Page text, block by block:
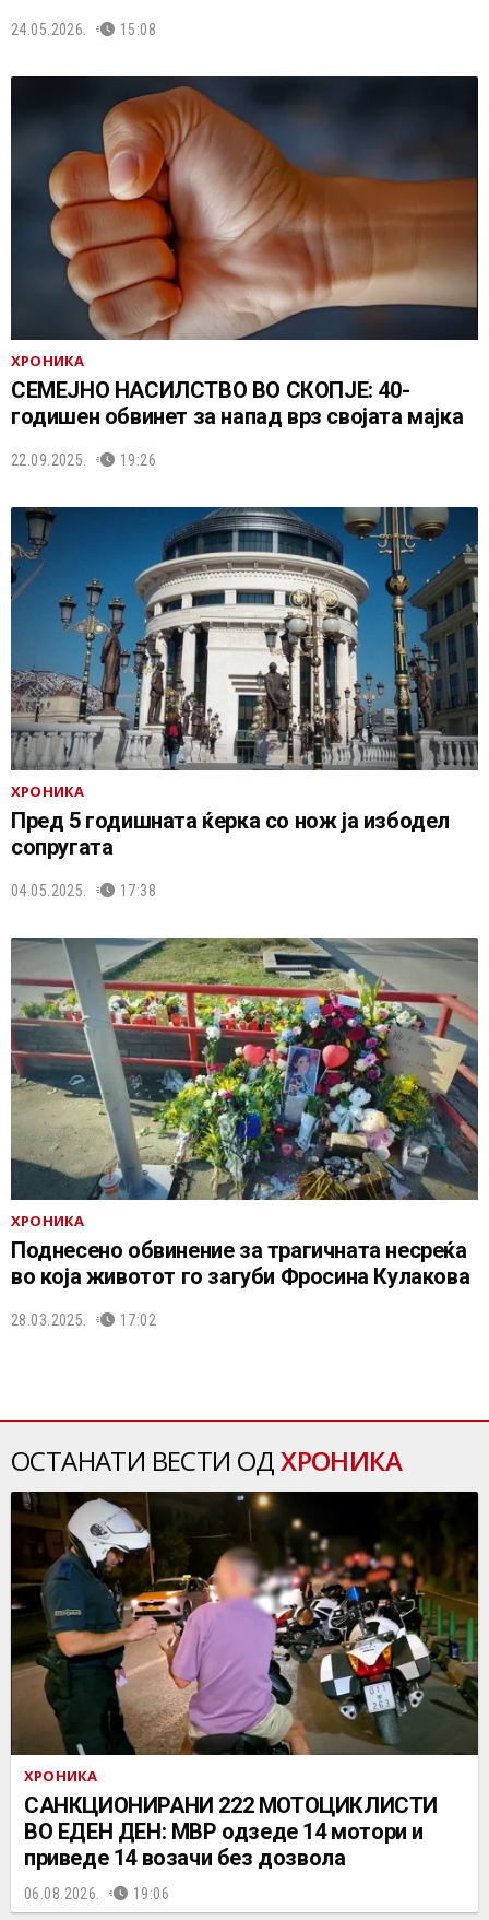
24.05.2026. 15:08
ХРОНИКА
СЕМЕЈНО НАСИЛСТВО ВО СКОПЈЕ: 40-
годишен обвинет за напад врз својата мајка
22.09.2025. 19:26
ХРОНИКА
Пред 5 годишната ќерка со нож ја избодел
сопругата
04.05.2025. 17:38
ХРОНИКА
Поднесено обвинение за трагичната несреќа
во која животот го загуби Фросина Кулакова
28.03.2025. 17:02
ОСТАНАТИ ВЕСТИ ОДХРОНИКА
ХРОНИКА
САНКЦИОНИРАНИ 222 МОТОЦИКЛИСТИ
ВО ЕДЕН ДЕН: МВР одзеде 14 мотори и
приведе 14 возачи без дозвола
06.08.2026. 19:06